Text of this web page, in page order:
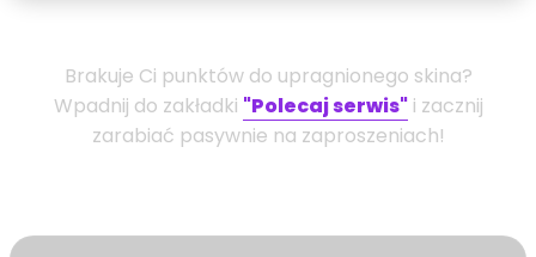
Brakuje Ci punktów do upragnionego skina?
Wpadnij do zakładki "Polecaj serwis"i zacznij
zarabiać pasywnie na zaproszeniach!